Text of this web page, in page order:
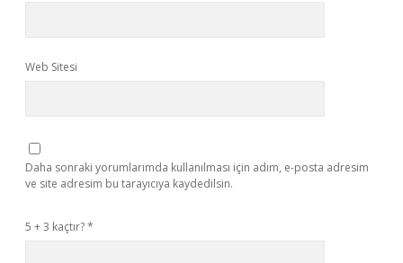
Web Sitesi
Daha sonraki yorumlarımda kullanılması için adım, e-posta adresim
ve site adresim bu tarayıcıya kaydedilsin.
5 + 3 kaçtır?*